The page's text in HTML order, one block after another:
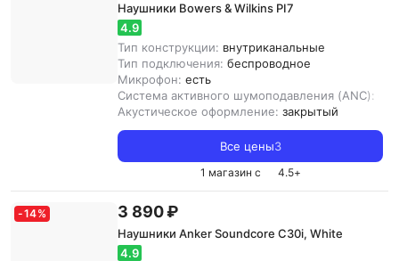
Наушники Bowers & Wilkins PI7
4.9
Тип конструкции: внутриканальные
Тип подключения: беспроводное
Микрофон: есть
Система активного шумоподавления (ANC):
Акустическое оформление: закрытый
Все цены3
1 магазин с 4.5+
-14% 3 890 ₽
Наушники Anker Soundcore C30i, White
4.9